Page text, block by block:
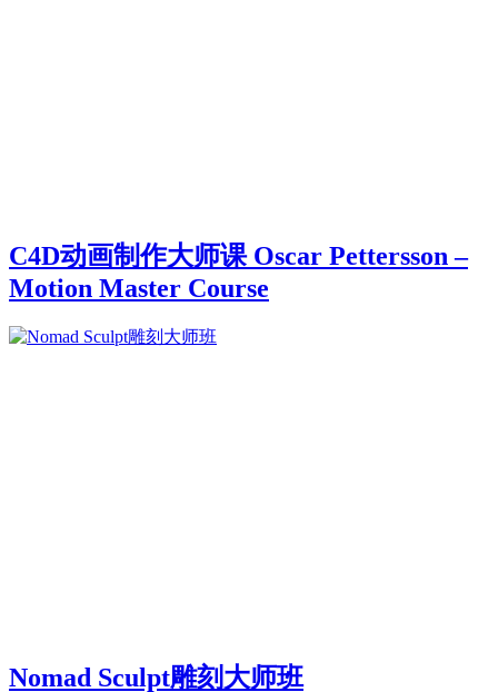
C4D动画制作大师课 Oscar Pettersson –
Motion Master Course
Nomad Sculpt雕刻大师班